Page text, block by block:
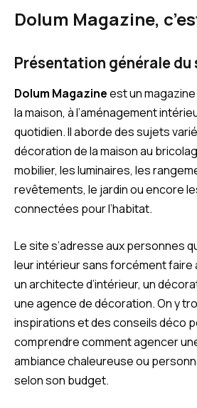
Dolum Magazine,
Présentation générale du
Dolum Magazineest un
la maison, à l’aménagement
quotidien. Il aborde des sujets
décoration de la maison au
mobilier, les luminaires, les
revêtements, le jardin ou encore
connectées pour l’habitat.
Le site s’adresse aux personnes
leur intérieur sans forcément faire
un architecte d’intérieur, un
une agence de décoration. On y
inspirations et des conseils déco
comprendre comment agencer
ambiance chaleureuse ou
selon son budget.